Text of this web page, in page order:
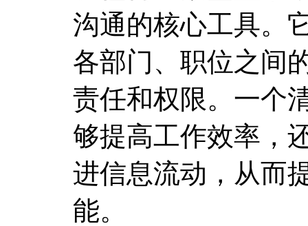
沟通的核心工具。
各部门、职位之间
责任和权限。一个
够提高工作效率，
进信息流动，从而
能。